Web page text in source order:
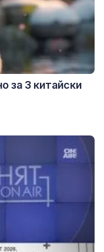
за 3 китайски